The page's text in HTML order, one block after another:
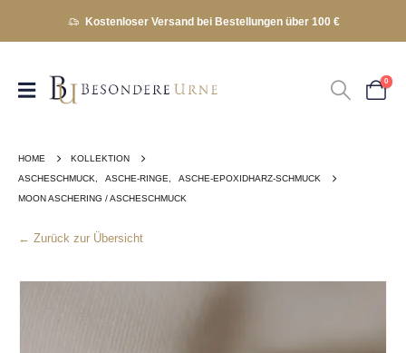
Kostenloser Versand bei Bestellungen über 100 €
0
HOME
KOLLEKTION
ASCHESCHMUCK
ASCHE-RINGE
ASCHE-EPOXIDHARZ-SCHMUCK
MOON ASCHERING / ASCHESCHMUCK
← Zurück zur Übersicht